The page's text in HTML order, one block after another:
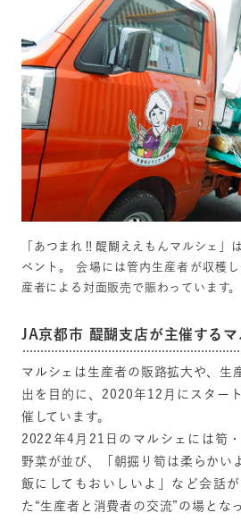
「あつまれ‼醍醐ええもんマルシェ」
ベント。 会場には管内生産者が収穫
産者による対面販売で賑わっています。
JA京都市 醍醐支店が主催するマ
マルシェは生産者の販路拡大や、生
出を目的に、2020年12月にスター
催しています。
2022年4月21日のマルシェには筍
野菜が並び、「朝掘り筍は柔らかい
飯にしてもおいしいよ」など会話
た“生産者と消費者の交流”の場とな